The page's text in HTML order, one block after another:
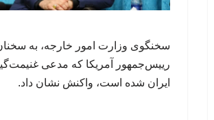
سخنگوی وزارت امور خارجه، به
رییس‌جمهور آمریکا که مدعی
ایران شده است، واکنش نشان داد.